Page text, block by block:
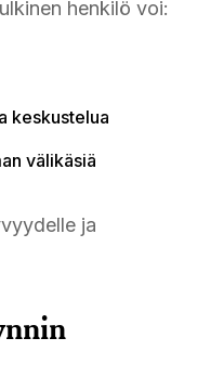
henkilö voi:
keskustelua
välikäsiä
ja